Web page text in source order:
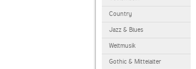
Country
Jazz & Blues
Weltmusik
Gothic & Mittelalter